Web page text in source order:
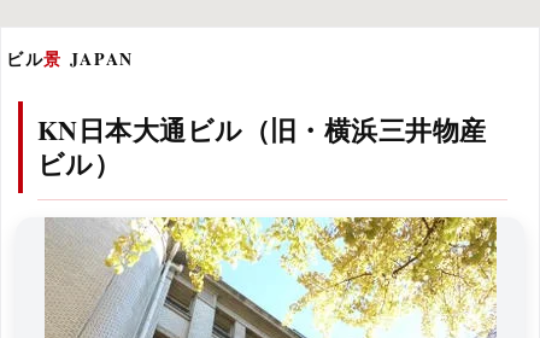
ビル景 JAPAN
KN日本大通ビル（旧・横浜三井物産
ビル）